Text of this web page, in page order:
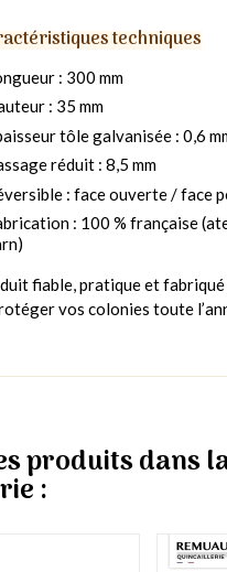
techniques
: 300 mm
: 35 mm
tôle galvanisée : 0,6
réduit : 8,5 mm
: face ouverte / face
: 100 % française
fiable, pratique et
vos colonies toute
produits dans
: